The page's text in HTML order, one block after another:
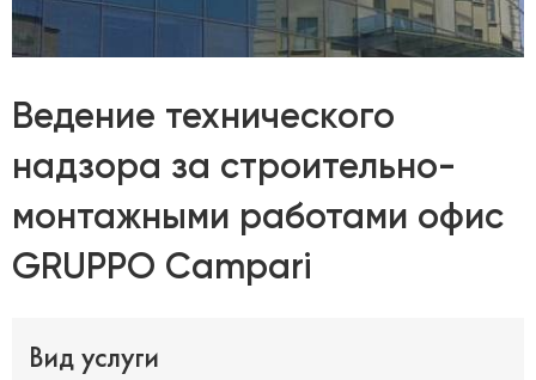
Ведение технического
надзора за строительно-
монтажными работами офис
GRUPPO Campari
Вид услуги